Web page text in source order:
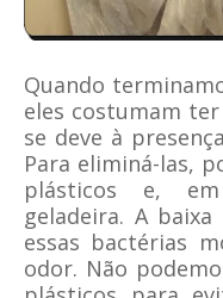
Quando
eles costumam
se deve à
Para eliminá-las,
plásticos e,
geladeira. A
essas bactérias
odor. Não